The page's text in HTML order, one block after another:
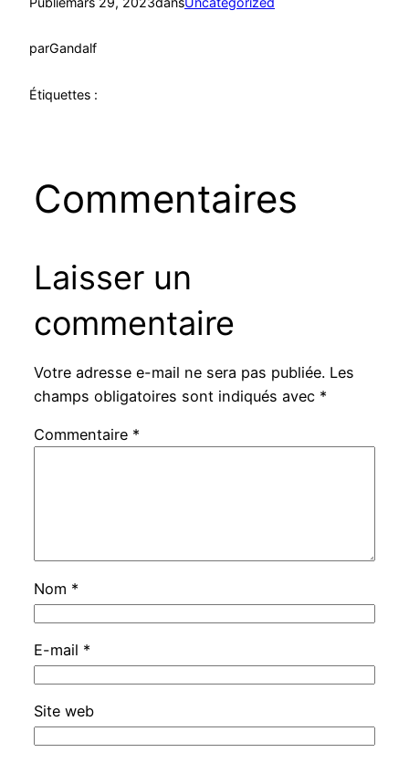
parGandalf
Étiquettes :
Commentaires
Laisser un
commentaire
Votre adresse e-mail ne sera pas publiée. Les
champs obligatoires sont indiqués avec *
Commentaire *
Nom *
E-mail *
Site web